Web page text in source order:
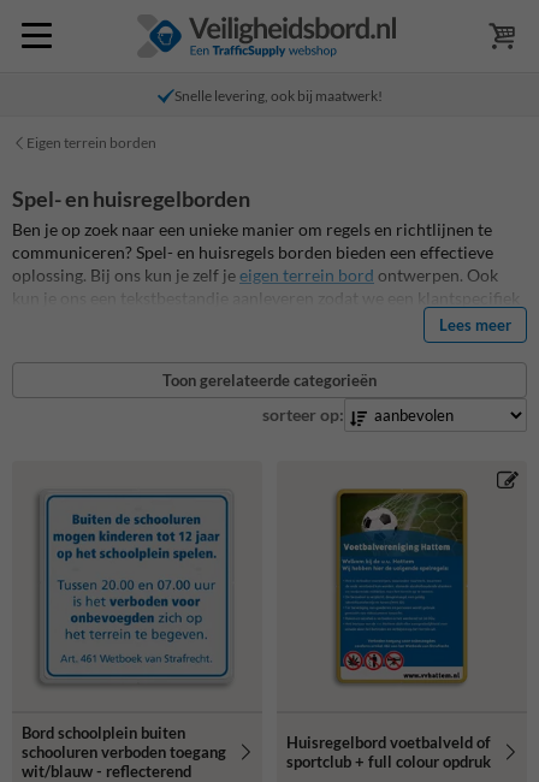
Snelle levering, ook bij maatwerk!
Eigen terrein borden
Spel- en huisregelborden
Ben je op zoek naar een unieke manier om regels en richtlijnen te
communiceren? Spel- en huisregels borden bieden een effectieve
oplossing. Bij ons kun je zelf jeeigen terrein bord ontwerpen. Ook
kun je ons een tekstbestandje aanleveren zodat we een klantspecifiek
ontwerp maken. Zonder meerprijs! Al onze eigen terrein borden en
borden met regels zijn reflecterend, duurzaam en standaard
uitgevoerd als robuuste aluminium verkeersborden en hebben vele
standaard montageoplossingen.Bekijk het assortiment en maak een
Lees meer
Toon gerelateerde categorieën
sorteer op:
Bord schoolplein buiten
schooluren verboden toegang
wit/blauw - reflecterend
Huisregelbord voetbalveld of
sportclub + full colour opdruk